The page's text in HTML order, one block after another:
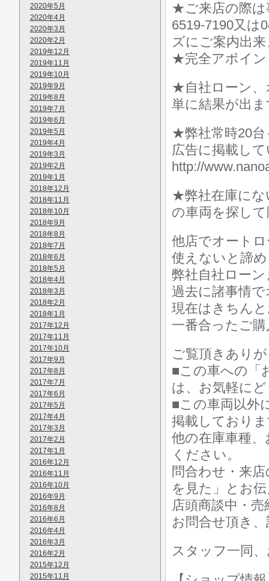
2020年5月
2020年4月
2020年3月
2020年2月
2019年12月
2019年11月
2019年10月
2019年9月
2019年8月
2019年7月
2019年6月
2019年5月
2019年4月
2019年3月
2019年2月
2019年1月
2018年12月
2018年11月
2018年10月
2018年9月
2018年8月
2018年7月
2018年6月
2018年5月
2018年4月
2018年3月
2018年2月
2018年1月
2017年12月
2017年11月
2017年10月
2017年9月
2017年8月
2017年7月
2017年6月
2017年5月
2017年4月
2017年3月
2017年2月
2017年1月
2016年12月
2016年11月
2016年10月
2016年9月
2016年8月
2016年6月
2016年4月
2016年3月
2016年2月
2015年12月
2015年11月
★ご来店の際は
6519-7190又は
ズにご案内出
★完全アポイ
★自社ローン、
単に結果が出
★弊社常時20台
広告に掲載し
http://
★弊社在庫にな
の車両を探し
他店でオート
使えないと諦
弊社自社ロー
過去に諸事情
現在はきちん
一番合ったご
ご覧頂きあり
■この車への「
は、お気軽に
■この車両以外
掲載しており
他の在庫車種
ください。
問合わせ・来
を見た」とお
店頭商談中・
お問合せ頂き
スタッフ一同